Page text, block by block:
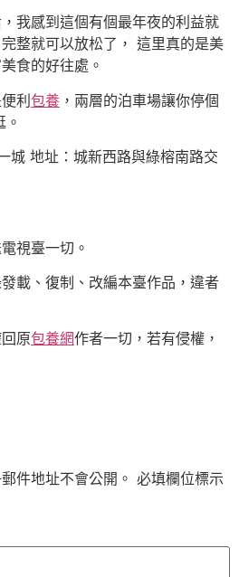
我感到這個有個最年夜的利益就
整就可以放松了， 這里真的是美
食的好往處。
利包養 ，兩層的泊車場讓你停個
地址：城新西路與綠榕南路交
視臺一切。
載、復制、改編本臺作品，違者
原包養網作者一切，若有侵權，
件地址不會公開。 必填欄位標示